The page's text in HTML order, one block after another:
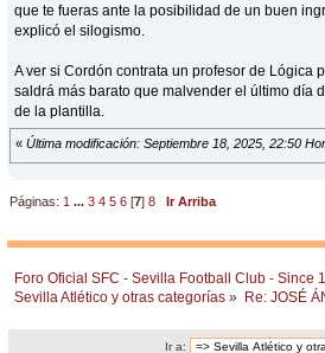
que te fueras ante la posibilidad de un buen
explicó el silogismo.
A ver si Cordón contrata un profesor de Lógica
saldrá más barato que malvender el último día
de la plantilla.
« Última modificación: Septiembre 18, 2025, 22:50
Páginas: 1 ...3 4 5 6 [7]8
Ir Arriba
Foro Oficial SFC - Sevilla Football Club - Since
Sevilla Atlético y otras categorías » Re: JOSÉ
Ir a: